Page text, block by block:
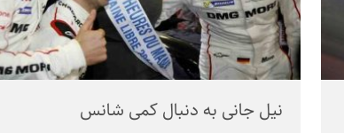
نیل جانی به دنبال کمی شانس